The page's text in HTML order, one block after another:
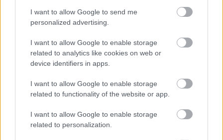
I want to allow Google to send me
personalized advertising.
I want to allow Google to enable storage
related to analytics like cookies on web or
device identifiers in apps.
I want to allow Google to enable storage
related to functionality of the website or app.
I want to allow Google to enable storage
related to personalization.